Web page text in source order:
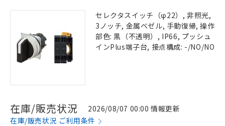
セレクタスイッチ（φ22）, 非照光,
3ノッチ, 金属ベゼル, 手動復帰, 操作
部色: 黒（不透明）, IP66, プッシュ
インPlus端子台, 接点構成: -/NO/NO
在庫/販売状況
2026/08/07 00:00 情報更新
在庫/販売状況 ご利用条件